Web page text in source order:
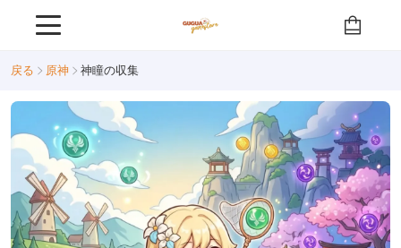
戻る 原神 神瞳の収集